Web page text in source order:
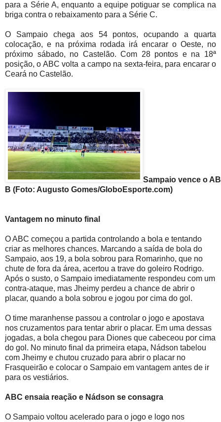
para a Série A, enquanto a equipe potiguar se complica na
briga contra o rebaixamento para a Série C.
O Sampaio chega aos 54 pontos, ocupando a quarta
colocação, e na próxima rodada irá encarar o Oeste, no
próximo sábado, no Castelão. Com 28 pontos e na 18ª
posição, o ABC volta a campo na sexta-feira, para encarar o
Ceará no Castelão.
Sampaio vence o
B (Foto: Augusto Gomes/GloboEsporte.com)
Vantagem no minuto final
O ABC começou a partida controlando a bola e tentando
criar as melhores chances. Marcando a saída de bola do
Sampaio, aos 19, a bola sobrou para Romarinho, que no
chute de fora da área, acertou a trave do goleiro Rodrigo.
Após o susto, o Sampaio imediatamente respondeu com um
contra-ataque, mas Jheimy perdeu a chance de abrir o
placar, quando a bola sobrou e jogou por cima do gol.
O time maranhense passou a controlar o jogo e apostava
nos cruzamentos para tentar abrir o placar. Em uma dessas
jogadas, a bola chegou para Diones que cabeceou por cima
do gol. No minuto final da primeira etapa, Nádson tabelou
com Jheimy e chutou cruzado para abrir o placar no
Frasqueirão e colocar o Sampaio em vantagem antes de ir
para os vestiários.
ABC ensaia reação e Nádson se consagra
O Sampaio voltou acelerado para o jogo e logo nos